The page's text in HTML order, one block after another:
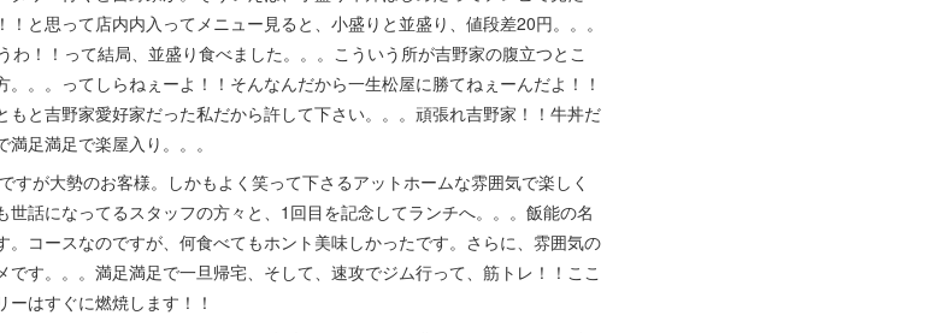
と思って店内内入ってメニュー見ると、小盛りと並盛り、値段差20円。。。
！！って結局、並盛り食べました。。。こういう所が吉野家の腹立つとこ
。。ってしらねぇーよ！！そんなんだから一生松屋に勝てねぇーんだよ！！
と吉野家愛好家だった私だから許して下さい。。。頑張れ吉野家！！牛丼だ
足満足で楽屋入り。。。
すが大勢のお客様。しかもよく笑って下さるアットホームな雰囲気で楽しく
話になってるスタッフの方々と、1回目を記念してランチへ。。。飯能の名
コースなのですが、何食べてもホント美味しかったです。さらに、雰囲気の
す。。。満足満足で一旦帰宅、そして、速攻でジム行って、筋トレ！！ここ
はすぐに燃焼します！！